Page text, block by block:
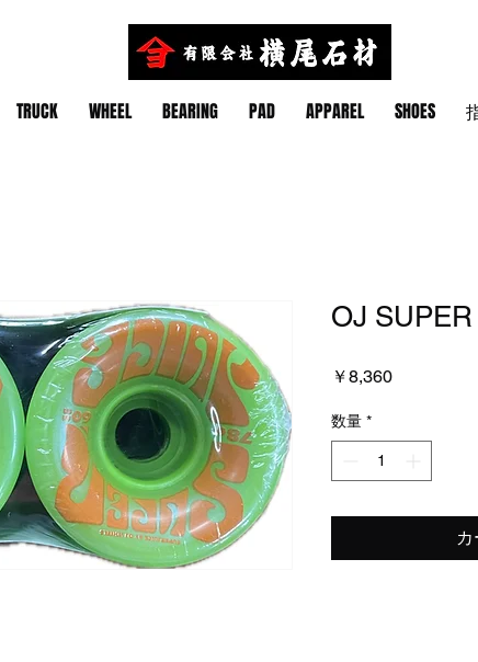
TRUCK WHEEL BEARING PAD APPAREL SHOES
OJ
￥8,360価
数量 *